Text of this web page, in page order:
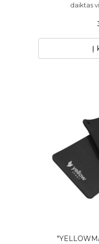
daiktas
Į